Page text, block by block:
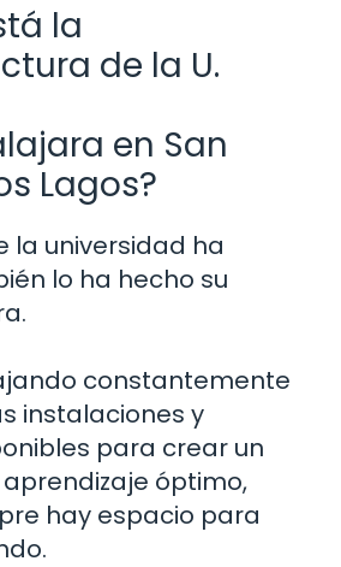
la
de la U.
en San
Lagos?
la universidad ha
lo ha hecho su
constantemente
instalaciones y
para crear un
óptimo,
hay espacio para